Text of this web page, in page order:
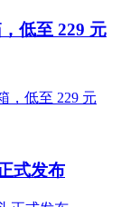
低至 229 元
式发布